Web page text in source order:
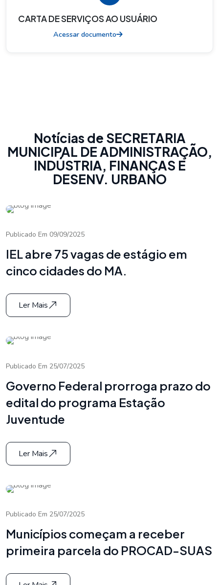
CARTA DE SERVIÇOS AO USUÁRIO
Acessar documento
Notícias de SECRETARIA
MUNICIPAL DE ADMINISTRAÇÃO,
INDÚSTRIA, FINANÇAS E
DESENV. URBANO
Publicado Em 09/09/2025
IEL abre 75 vagas de estágio em
cinco cidades do MA.
Ler Mais
Publicado Em 25/07/2025
Governo Federal prorroga prazo do
edital do programa Estação
Juventude
Ler Mais
Publicado Em 25/07/2025
Municípios começam a receber
primeira parcela do PROCAD-SUAS